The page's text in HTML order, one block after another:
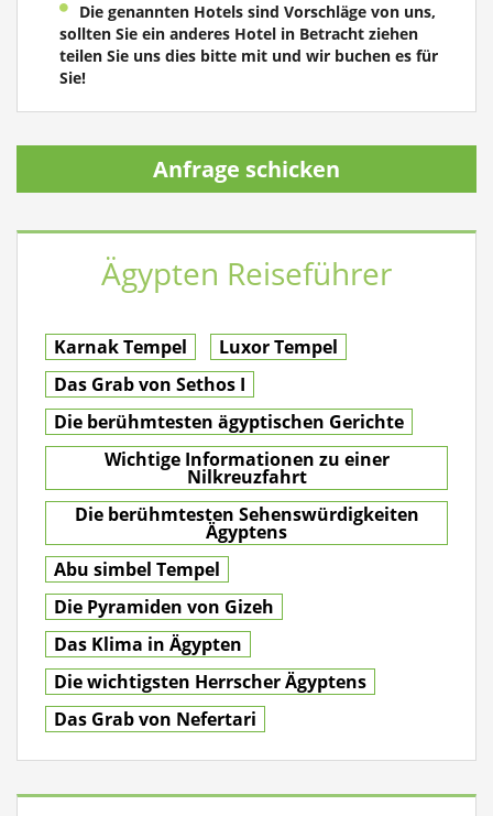
Die genannten Hotels sind Vorschläge von uns,
sollten Sie ein anderes Hotel in Betracht ziehen
teilen Sie uns dies bitte mit und wir buchen es für
Sie!
Anfrage schicken
Ägypten Reiseführer
Karnak Tempel
Luxor Tempel
Das Grab von Sethos I
Die berühmtesten ägyptischen Gerichte
Wichtige Informationen zu einer
Nilkreuzfahrt
Die berühmtesten Sehenswürdigkeiten
Ägyptens
Abu simbel Tempel
Die Pyramiden von Gizeh
Das Klima in Ägypten
Die wichtigsten Herrscher Ägyptens
Das Grab von Nefertari